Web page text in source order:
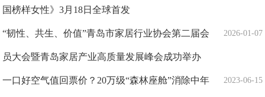
国榜样女性》3月18日全球首发
2026-01-07
“韧性、共生、价值”青岛市家居行业协会第二届会
员大会暨青岛家居产业高质量发展峰会成功举办
2023-06-15
一口好空气值回票价？20万级“森林座舱”消除中年